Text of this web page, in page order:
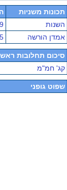
תכונות משניות
השנות
אמדן הורשה
סיכום תחלובות
קג' חמ"מ
שפוט גופני